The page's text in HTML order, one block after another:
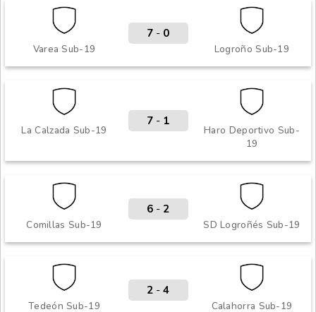
Varea Sub-19 Logroño Sub-19
7 - 0
La Calzada Sub-19
Haro Deportivo Sub-
19
7 - 1
Comillas Sub-19 SD Logroñés Sub-19
6 - 2
Tedeón Sub-19 Calahorra Sub-19
2 - 4